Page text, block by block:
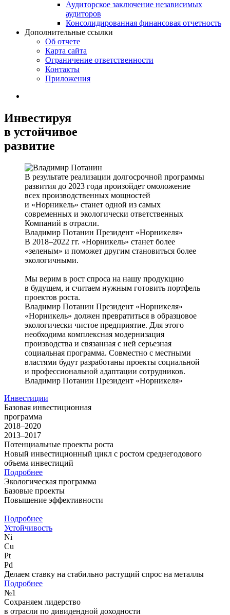
Аудиторское заключение независимых
аудиторов
Консолидированная финансовая отчетность
Дополнительные ссылки
Об отчете
Карта сайта
Ограничение ответственности
Контакты
Приложения
Инвестируя
в устойчивое
развитие
В результате реализации долгосрочной программы
развития до 2023 года произойдет омоложение
всех производственных мощностей
и «Норникель» станет одной из самых
современных и экологически ответственных
Компаний в отрасли.
Владимир Потанин Президент «Норникеля»
В 2018–2022 гг. «Норникель» станет более
«зеленым» и поможет другим становиться более
экологичными.
Мы верим в рост спроса на нашу продукцию
в будущем, и считаем нужным готовить портфель
проектов роста.
Владимир Потанин Президент «Норникеля»
«Норникель» должен превратиться в образцовое
экологически чистое предприятие. Для этого
необходима комплексная модернизация
производства и связанная с ней серьезная
социальная программа. Совместно с местными
властями будут разработаны проекты социальной
и профессиональной адаптации сотрудников.
Владимир Потанин Президент «Норникеля»
Инвестиции
Базовая инвестиционная
программа
2018–2020
2013–2017
Потенциальные проекты роста
Новый инвестиционный цикл с ростом среднегодового
объема инвестиций
Подробнее
Экологическая программа
Базовые проекты
Повышение эффективности
Подробнее
Устойчивость
Ni
Cu
Pt
Pd
Делаем ставку на стабильно растущий спрос на металлы
Подробнее
№1
Сохраняем лидерство
в отрасли по дивидендной доходности